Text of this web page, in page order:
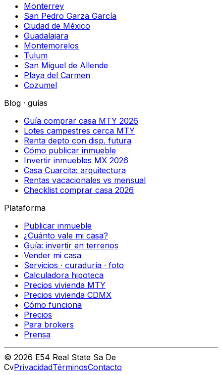
Monterrey
San Pedro Garza García
Ciudad de México
Guadalajara
Montemorelos
Tulum
San Miguel de Allende
Playa del Carmen
Cozumel
Blog · guías
Guía comprar casa MTY 2026
Lotes campestres cerca MTY
Renta depto con disp. futura
Cómo publicar inmueble
Invertir inmuebles MX 2026
Casa Cuarcita: arquitectura
Rentas vacacionales vs mensual
Checklist comprar casa 2026
Plataforma
Publicar inmueble
¿Cuánto vale mi casa?
Guía: invertir en terrenos
Vender mi casa
Servicios · curaduría · foto
Calculadora hipoteca
Precios vivienda MTY
Precios vivienda CDMX
Cómo funciona
Precios
Para brokers
Prensa
© 2026 E54 Real State Sa De
CvPrivacidadTérminosContacto